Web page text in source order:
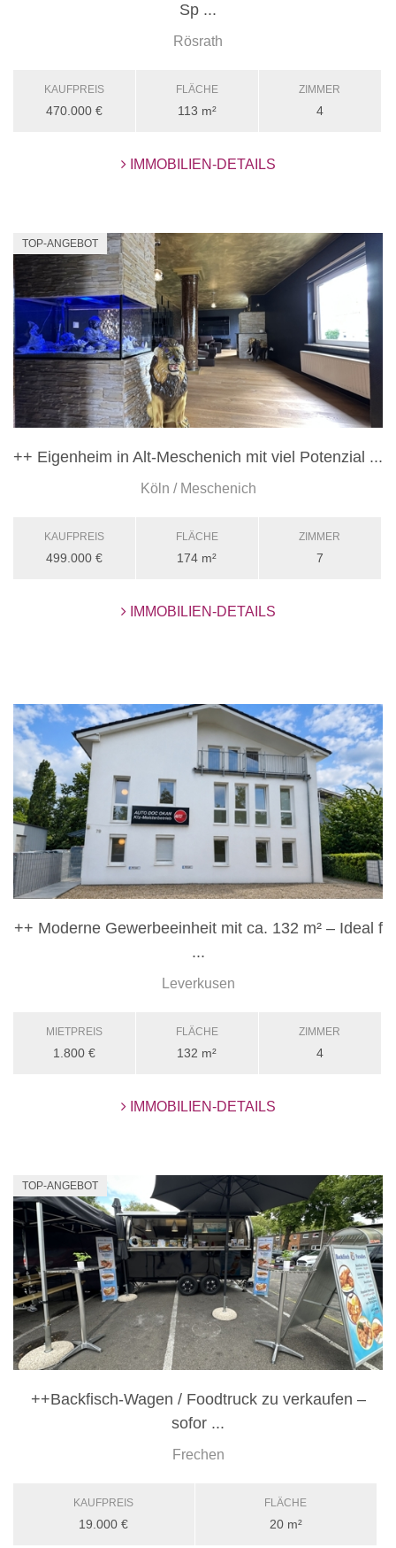
Sp ...
Rösrath
KAUFPREIS
470.000 €
FLÄCHE
113 m²
ZIMMER
4
IMMOBILIEN-DETAILS
TOP-ANGEBOT
++ Eigenheim in Alt-Meschenich mit viel Potenzial ...
Köln / Meschenich
KAUFPREIS
499.000 €
FLÄCHE
174 m²
ZIMMER
7
IMMOBILIEN-DETAILS
++ Moderne Gewerbeeinheit mit ca. 132 m² – Ideal f
...
Leverkusen
MIETPREIS
1.800 €
FLÄCHE
132 m²
ZIMMER
4
IMMOBILIEN-DETAILS
TOP-ANGEBOT
++Backfisch-Wagen / Foodtruck zu verkaufen –
sofor ...
Frechen
KAUFPREIS
19.000 €
FLÄCHE
20 m²